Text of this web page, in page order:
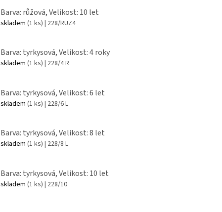
Barva: růžová, Velikost: 10 let
skladem (1 ks) | 228/RUZ4
Barva: tyrkysová, Velikost: 4 roky
skladem (1 ks) | 228/4 R
Barva: tyrkysová, Velikost: 6 let
skladem (1 ks) | 228/6 L
Barva: tyrkysová, Velikost: 8 let
skladem (1 ks) | 228/8 L
Barva: tyrkysová, Velikost: 10 let
skladem (1 ks) | 228/10